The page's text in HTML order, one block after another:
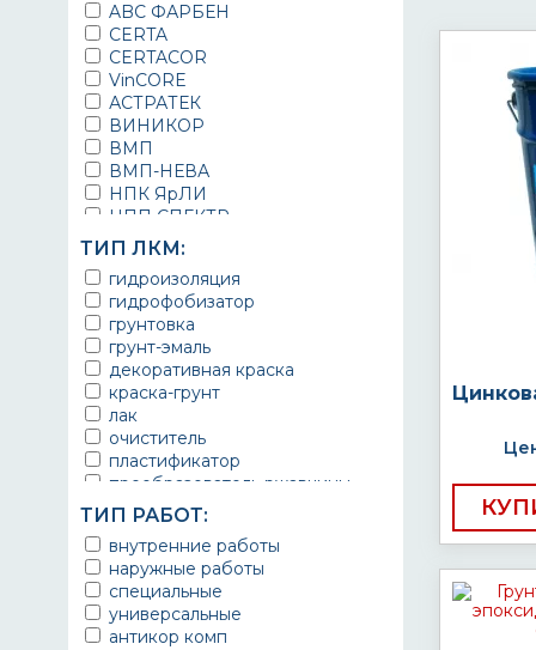
ABC ФАРБЕН
CERTA
CERTACOR
VinCORE
АСТРАТЕК
ВИНИКОР
ВМП
ВМП-НЕВА
НПК ЯрЛИ
НПП СПЕКТР
НПФ ЭМАЛЬ
ТЕРМА
УРЕПЛЕН
ТИП ЛКМ:
гидроизоляция
гидрофобизатор
грунтовка
грунт-эмаль
декоративная краска
краска-грунт
лак
очиститель
пластификатор
преобразователь ржавчины
эмаль
Краска
Покрытие
грунт эмаль
защитное покрытие
ТИП РАБОТ:
внутренние работы
наружные работы
специальные
универсальные
антикор комп